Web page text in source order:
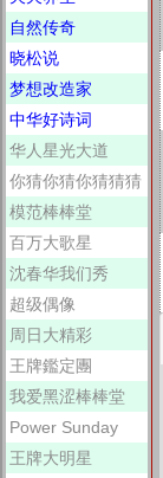
自然传奇
晓松说
梦想改造家
中华好诗词
华人星光大道
你猜你猜你猜猜猜
模范棒棒堂
百万大歌星
沈春华我们秀
超级偶像
周日大精彩
王牌鑑定團
我爱黑涩棒棒堂
Power Sunday
王牌大明星